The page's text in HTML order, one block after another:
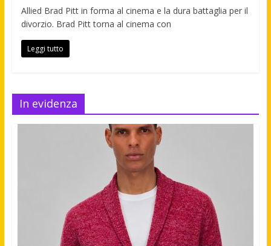
Allied Brad Pitt in forma al cinema e la dura battaglia per il
divorzio. Brad Pitt torna al cinema con
Leggi tutto
In evidenza